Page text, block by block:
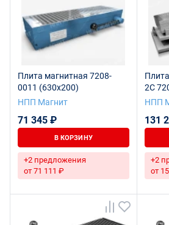
Плита магнитная 7208-
0011 (630х200)
НПП Магнит
71 345 ₽
В КОРЗИНУ
+2 предложения
от 71 111 ₽
2С
НПП
131
+2
от